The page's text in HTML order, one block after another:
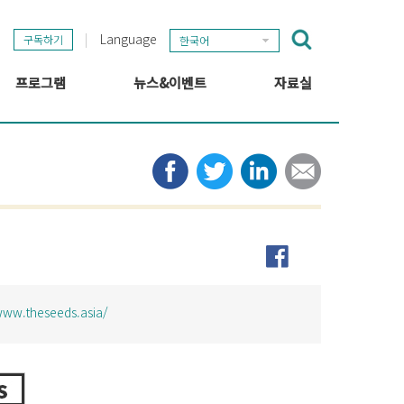
구독하기 Language 한국어
프로그램 뉴스&이벤트
타임라인
자료실
뉴스레터
미디어